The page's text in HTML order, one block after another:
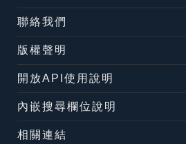
聯絡我們
版權聲明
開放API使用說明
內嵌搜尋欄位說明
相關連結